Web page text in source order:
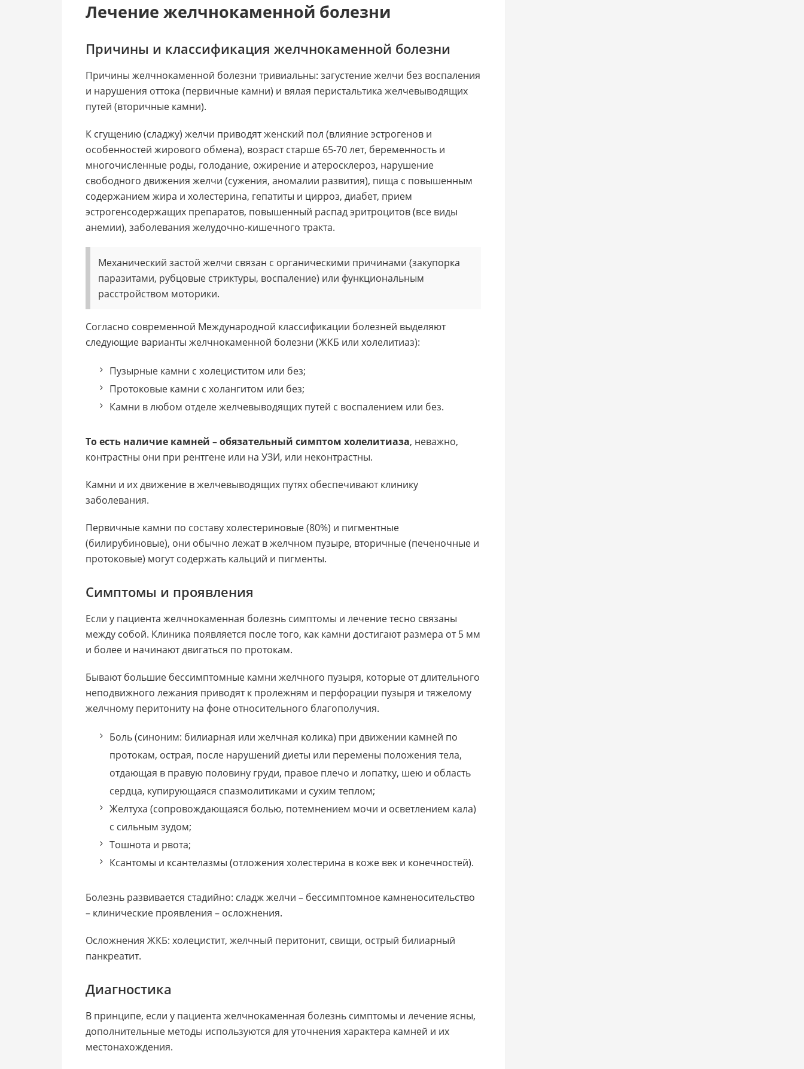
Лечение желчнокаменной болезни
Причины и классификация желчнокаменной болезни
Причины желчнокаменной болезни тривиальны: загустение желчи без воспаления
и нарушения оттока (первичные камни) и вялая перистальтика желчевыводящих
путей (вторичные камни).
К сгущению (сладжу) желчи приводят женский пол (влияние эстрогенов и
особенностей жирового обмена), возраст старше 65-70 лет, беременность и
многочисленные роды, голодание, ожирение и атеросклероз, нарушение
свободного движения желчи (сужения, аномалии развития), пища с повышенным
содержанием жира и холестерина, гепатиты и цирроз, диабет, прием
эстрогенсодержащих препаратов, повышенный распад эритроцитов (все виды
анемии), заболевания желудочно-кишечного тракта.
Механический застой желчи связан с органическими причинами (закупорка
паразитами, рубцовые стриктуры, воспаление) или функциональным
расстройством моторики.
Согласно современной Международной классификации болезней выделяют
следующие варианты желчнокаменной болезни (ЖКБ или холелитиаз):
Пузырные камни с холециститом или без;
Протоковые камни с холангитом или без;
Камни в любом отделе желчевыводящих путей с воспалением или без.
То есть наличие камней – обязательный симптом холелитиаза, неважно,
контрастны они при рентгене или на УЗИ, или неконтрастны.
Камни и их движение в желчевыводящих путях обеспечивают клинику
заболевания.
Первичные камни по составу холестериновые (80%) и пигментные
(билирубиновые), они обычно лежат в желчном пузыре, вторичные (печеночные и
протоковые) могут содержать кальций и пигменты.
Симптомы и проявления
Если у пациента желчнокаменная болезнь симптомы и лечение тесно связаны
между собой. Клиника появляется после того, как камни достигают размера от 5 мм
и более и начинают двигаться по протокам.
Бывают большие бессимптомные камни желчного пузыря, которые от длительного
неподвижного лежания приводят к пролежням и перфорации пузыря и тяжелому
желчному перитониту на фоне относительного благополучия.
Боль (синоним: билиарная или желчная колика) при движении камней по
протокам, острая, после нарушений диеты или перемены положения тела,
отдающая в правую половину груди, правое плечо и лопатку, шею и область
сердца, купирующаяся спазмолитиками и сухим теплом;
Желтуха (сопровождающаяся болью, потемнением мочи и осветлением кала)
с сильным зудом;
Тошнота и рвота;
Ксантомы и ксантелазмы (отложения холестерина в коже век и конечностей).
Болезнь развивается стадийно: сладж желчи – бессимптомное камненосительство
– клинические проявления – осложнения.
Осложнения ЖКБ: холецистит, желчный перитонит, свищи, острый билиарный
панкреатит.
Диагностика
В принципе, если у пациента желчнокаменная болезнь симптомы и лечение ясны,
дополнительные методы используются для уточнения характера камней и их
местонахождения.